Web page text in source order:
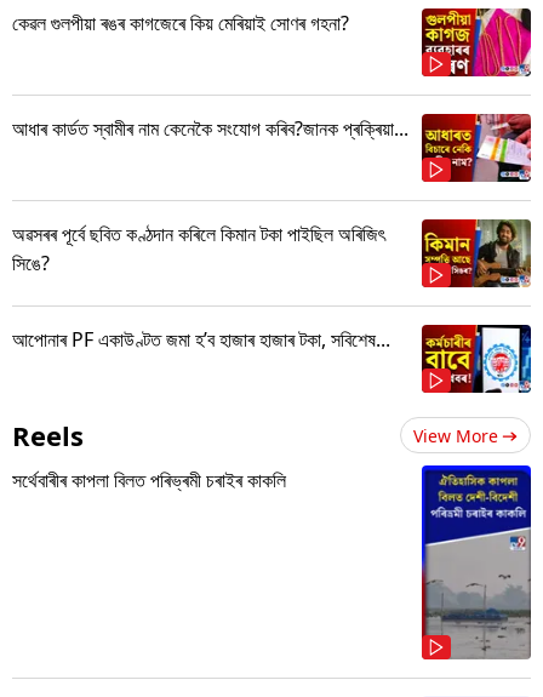
কেৱল গুলপীয়া ৰঙৰ কাগজেৰে কিয় মেৰিয়াই সোণৰ গহনা?
আধাৰ কাৰ্ডত স্বামীৰ নাম কেনেকৈ সংযোগ কৰিব?জানক প্ৰক্ৰিয়া...
অৱসৰৰ পূৰ্বে ছবিত কণ্ঠদান কৰিলে কিমান টকা পাইছিল অৰিজিৎ
সিঙে?
আপোনাৰ PF একাউণ্টত জমা হ’ব হাজাৰ হাজাৰ টকা, সবিশেষ...
Reels View More
সৰ্থেবাৰীৰ কাপলা বিলত পৰিভ্ৰমী চৰাইৰ কাকলি